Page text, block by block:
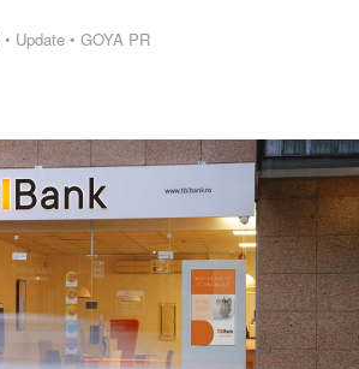
• Update • GOYA PR